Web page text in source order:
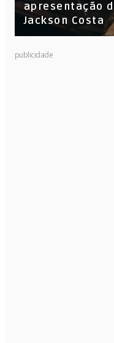
apresentação
Jackson Costa
publicidade